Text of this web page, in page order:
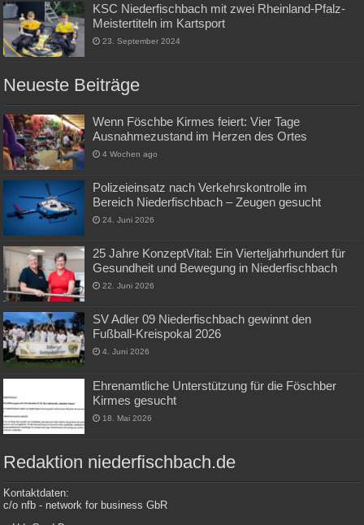
KSC Niederfischbach mit zwei Rheinland-Pfalz-
Meistertiteln im Kartsport
23. September 2024
Neueste Beiträge
Wenn Föschbe Kirmes feiert: Vier Tage
Ausnahmezustand im Herzen des Ortes
4 Wochen ago
Polizeieinsatz nach Verkehrskontrolle im
Bereich Niederfischbach – Zeugen gesucht
24. Juni 2026
25 Jahre KonzeptVital: Ein Vierteljahrhundert für
Gesundheit und Bewegung in Niederfischbach
22. Juni 2026
SV Adler 09 Niederfischbach gewinnt den
Fußball-Kreispokal 2026
4. Juni 2026
Ehrenamtliche Unterstützung für die Föschber
Kirmes gesucht
18. Mai 2026
Redaktion niederfischbach.de
Kontaktdaten:
c/o nfb - network for business GbR